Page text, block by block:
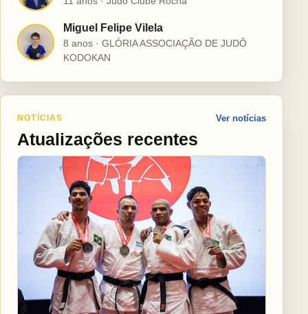
M
Miguel Felipe Vilela
8 anos · GLÓRIA ASSOCIAÇÃO DE JUDÔ
KODOKAN
NOTÍCIAS
Atualizações recentes
Ver notícias